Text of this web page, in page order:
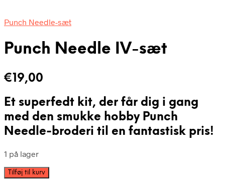
Punch Needle-sæt
Punch Needle IV-sæt
€19,00
Et superfedt kit, der får dig i gang
med den smukke hobby Punch
Needle-broderi til en fantastisk pris!
1 på lager
Punch
Needle
Tilføj til kurv